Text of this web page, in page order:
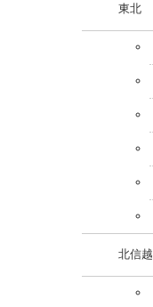
東北
北信越